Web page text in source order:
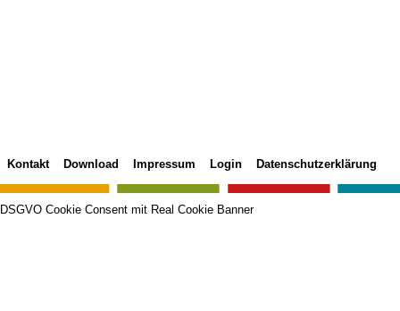
Kontakt Download Impressum Login Datenschutzerklärung
DSGVO Cookie Consent mit Real Cookie Banner